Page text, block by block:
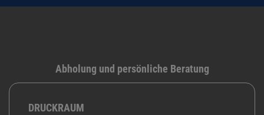
Abholung und persönliche Beratung
DRUCKRAUM